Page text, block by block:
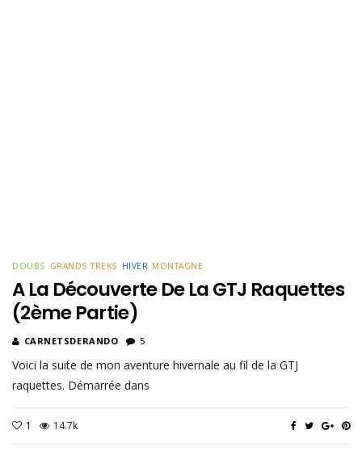
DOUBS GRANDS TREKS HIVER MONTAGNE
A La Découverte De La GTJ Raquettes
(2ème Partie)
CARNETSDERANDO 5
Voici la suite de mon aventure hivernale au fil de la GTJ
raquettes. Démarrée dans
1 14.7k